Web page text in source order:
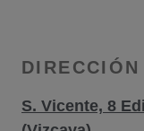
DIRECCIÓN
S. Vicente, 8